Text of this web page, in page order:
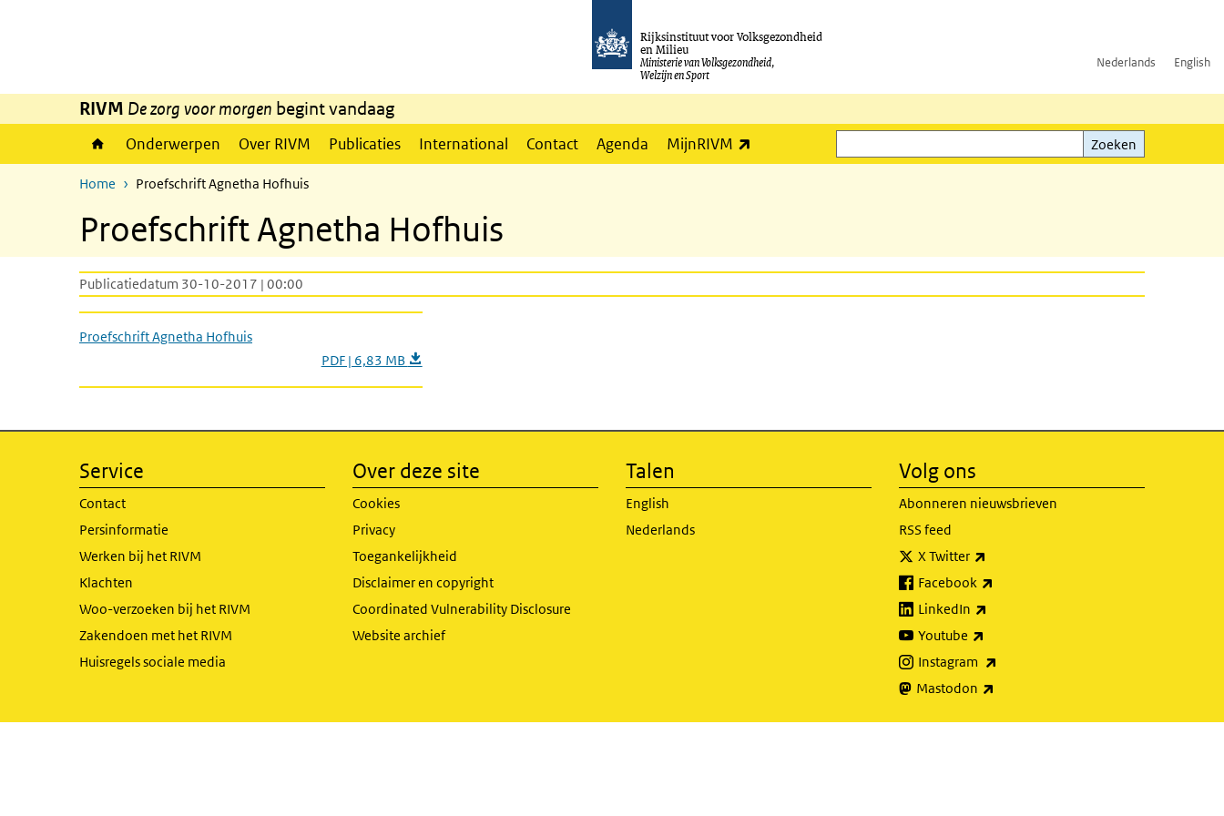
Rijksinstituut voor Volksgezondheid
en Milieu
Ministerie van Volksgezondheid,
Welzijn en Sport
Nederlands English
RIVM De zorg voor morgen begint vandaag
Onderwerpen Over RIVM Publicaties International Contact Agenda MijnRIVM
Zoeken
Zoeken
Home Proefschrift Agnetha Hofhuis
Proefschrift Agnetha Hofhuis
Publicatiedatum 30-10-2017 | 00:00
Proefschrift Agnetha Hofhuis
PDF | 6,83 MB
Service
Contact
Persinformatie
Werken bij het RIVM
Klachten
Woo-verzoeken bij het RIVM
Zakendoen met het RIVM
Huisregels sociale media
Over deze site
Cookies
Privacy
Toegankelijkheid
Disclaimer en copyright
Coordinated Vulnerability Disclosure
Website archief
Talen
English
Nederlands
Volg ons
Abonneren nieuwsbrieven
RSS feed
X Twitter
Facebook
LinkedIn
Youtube
Instagram
Mastodon